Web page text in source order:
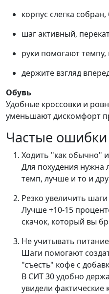
корпус слегка собран,
шаг активный,
руки помогают
держите взгляд
Обувь
Удобные кроссовки и
уменьшают дискомфорт
Частые ошибки
Ходить "как обычно"
Для похудения нужна
темп, лучше и то и
Резко увеличить
Лучше +10-15
скачок, который вы
Не учитывать питание
Шаги помогают
"съесть" кофе с
В СИТ 30 удобно
увидели фактические